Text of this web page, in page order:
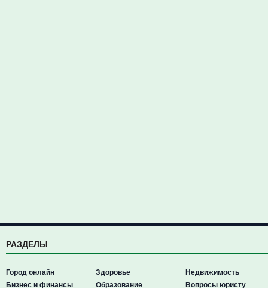
РАЗДЕЛЫ
Город онлайн
Бизнес и финансы
Здоровье
Образование
Недвижимость
Вопросы юристу